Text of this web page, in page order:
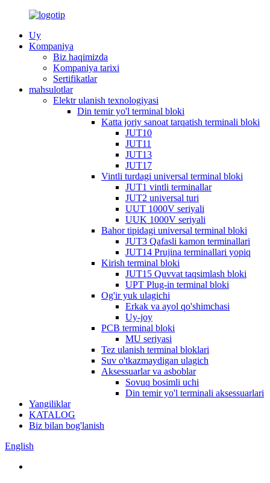
Uy
Kompaniya
Biz haqimizda
Kompaniya tarixi
Sertifikatlar
mahsulotlar
Elektr ulanish texnologiyasi
Din temir yo'l terminal bloki
Katta joriy sanoat tarqatish terminali bloki
JUT10
JUT11
JUT13
JUT17
Vintli turdagi universal terminal bloki
JUT1 vintli terminallar
JUT2 universal turi
UUT 1000V seriyali
UUK 1000V seriyali
Bahor tipidagi universal terminal bloki
JUT3 Qafasli kamon terminallari
JUT14 Prujina terminallari yopiq
Kirish terminal bloki
JUT15 Quvvat taqsimlash bloki
UPT Plug-in terminal bloki
Og'ir yuk ulagichi
Erkak va ayol qo'shimchasi
Uy-joy
PCB terminal bloki
MU seriyasi
Tez ulanish terminal bloklari
Suv o'tkazmaydigan ulagich
Aksessuarlar va asboblar
Sovuq bosimli uchi
Din temir yo'l terminali aksessuarlari
Yangiliklar
KATALOG
Biz bilan bog'lanish
English